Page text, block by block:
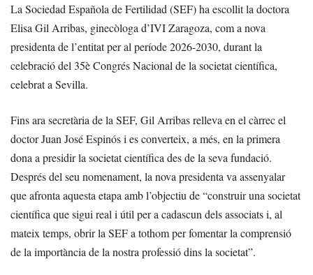
La Sociedad Española de Fertilidad (SEF) ha escollit la doctora
Elisa Gil Arribas, ginecòloga d’IVI Zaragoza, com a nova
presidenta de l’entitat per al període 2026-2030, durant la
celebració del 35è Congrés Nacional de la societat científica,
celebrat a Sevilla.
Fins ara secretària de la SEF, Gil Arribas relleva en el càrrec el
doctor Juan José Espinós i es converteix, a més, en la primera
dona a presidir la societat científica des de la seva fundació.
Després del seu nomenament, la nova presidenta va assenyalar
que afronta aquesta etapa amb l’objectiu de “construir una societat
científica que sigui real i útil per a cadascun dels associats i, al
mateix temps, obrir la SEF a tothom per fomentar la comprensió
de la importància de la nostra professió dins la societat”.